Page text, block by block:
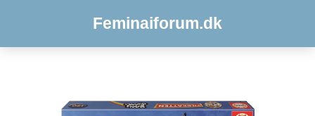
Feminaiforum.dk